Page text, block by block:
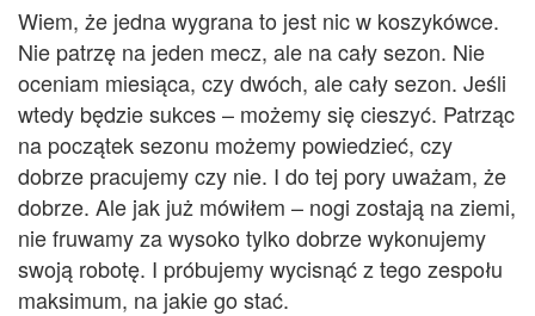
Wiem, że jednawygrana to jest nic w koszykówce.
Nie patrzę na jeden mecz, ale na cały sezon. Nie
oceniam miesiąca, czy dwóch, ale cały sezon. Jeśli
wtedy będzie sukces – możemy się cieszyć. Patrząc
na początek sezonu możemy powiedzieć, czy
dobrze pracujemy czy nie. I do tej pory uważam, że
dobrze. Ale jak już mówiłem – nogi zostają na ziemi,
nie fruwamy za wysoko tylko dobrze wykonujemy
swoją robotę. I próbujemy wycisnąć z tego zespołu
maksimum, na jakie go stać.